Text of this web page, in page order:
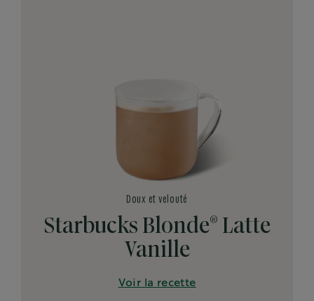
Starbucks Blonde® Latte
Vanille
Doux et velouté
Voir la recette